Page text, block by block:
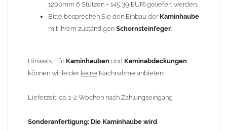
1200mm 6 Stützen = 145,39 EUR) geliefert werden.
Bitte besprechen Sie den Einbau der Kaminhaube
mit Ihrem zuständigen Schornsteinfeger.
Hinweis: Für Kaminhauben und Kaminabdeckungen
können wir leider keine Nachnahme anbieten!
Lieferzeit: ca. 1-2 Wochen nach Zahlungseingang
Sonderanfertigung: Die Kaminhaube wird